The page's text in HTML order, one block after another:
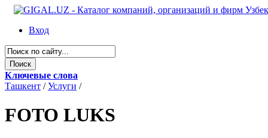
Вход
Ключевые слова
Ташкент / Услуги /
FOTO LUKS